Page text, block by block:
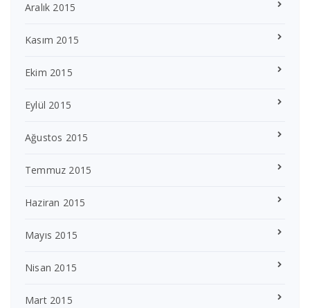
Aralık 2015
Kasım 2015
Ekim 2015
Eylül 2015
Ağustos 2015
Temmuz 2015
Haziran 2015
Mayıs 2015
Nisan 2015
Mart 2015